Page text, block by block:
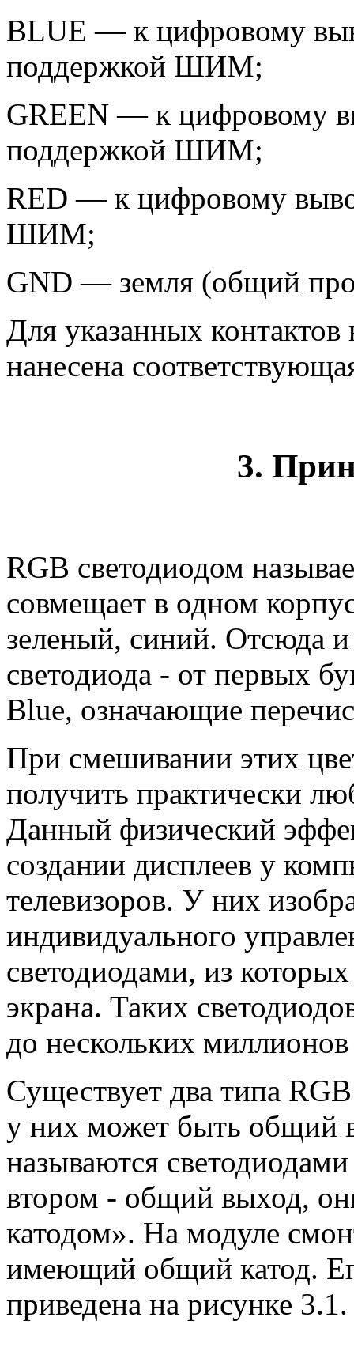
BLUE — к цифровому
поддержкой ШИМ;
GREEN — к цифровому
поддержкой ШИМ;
RED — к цифровому
ШИМ;
GND — земля (общий
Для указанных
нанесена
3.
RGB светодиодом
совмещает в одном
зеленый, синий. Отсюда и
светодиода - от первых
Blue, означающие
При смешивании этих
получить практически
Данный физический
создании дисплеев у
телевизоров. У них
индивидуального
светодиодами, из
экрана. Таких
до нескольких
Существует два типа
у них может быть общий
называются
втором - общий выход,
катодом». На модуле
имеющий общий катод.
приведена на рисунке 3.1.